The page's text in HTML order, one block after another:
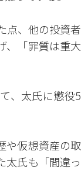
点、他の投資者
、「罪質は重大
、太氏に懲役5
や仮想資産の取
太氏も「間違っ